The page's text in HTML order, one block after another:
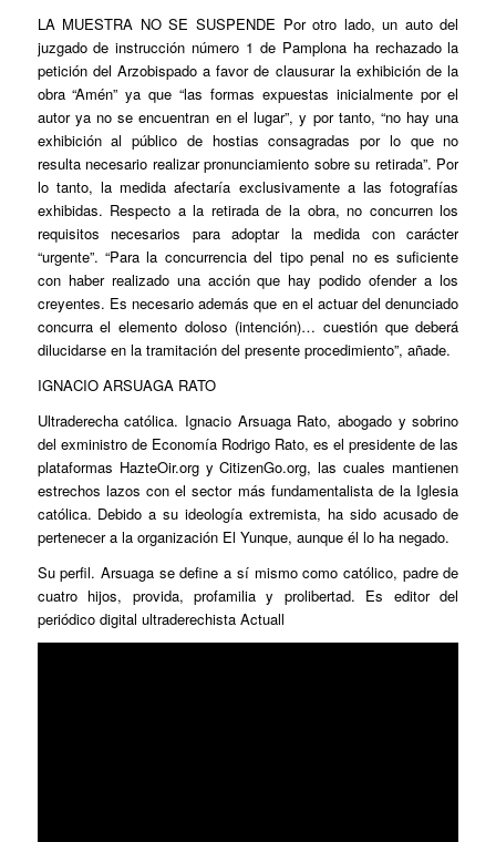
LA MUESTRA NO SE SUSPENDE Por otro lado, un auto del
juzgado de instrucción número 1 de Pamplona ha rechazado la
petición del Arzobispado a favor de clausurar la exhibición de la
obra “Amén” ya que “las formas expuestas inicialmente por el
autor ya no se encuentran en el lugar”, y por tanto, “no hay una
exhibición al público de hostias consagradas por lo que no
resulta necesario realizar pronunciamiento sobre su retirada”. Por
lo tanto, la medida afectaría exclusivamente a las fotografías
exhibidas. Respecto a la retirada de la obra, no concurren los
requisitos necesarios para adoptar la medida con carácter
“urgente”. “Para la concurrencia del tipo penal no es suficiente
con haber realizado una acción que hay podido ofender a los
creyentes. Es necesario además que en el actuar del denunciado
concurra el elemento doloso (intención)… cuestión que deberá
dilucidarse en la tramitación del presente procedimiento”, añade.
IGNACIO ARSUAGA RATO
Ultraderecha católica. Ignacio Arsuaga Rato, abogado y sobrino
del exministro de Economía Rodrigo Rato, es el presidente de las
plataformas HazteOir.org y CitizenGo.org, las cuales mantienen
estrechos lazos con el sector más fundamentalista de la Iglesia
católica. Debido a su ideología extremista, ha sido acusado de
pertenecer a la organización El Yunque, aunque él lo ha negado.
Su perfil. Arsuaga se define a sí mismo como católico, padre de
cuatro hijos, provida, profamilia y prolibertad. Es editor del
periódico digital ultraderechista Actuall